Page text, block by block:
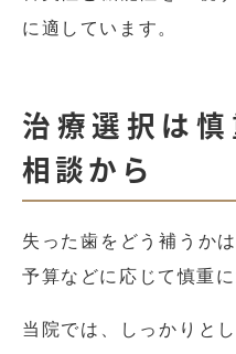
に適しています。
治療選択は
相談から
失った歯をどう補うか
予算などに応じて慎重
当院では、しっかりと